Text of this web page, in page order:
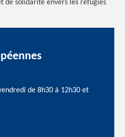
de solidarité envers les réfugiés
de 8h30 à 12h30 et